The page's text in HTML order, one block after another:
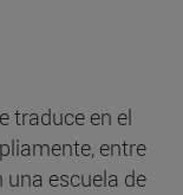
traduce en el
entre
una escuela de